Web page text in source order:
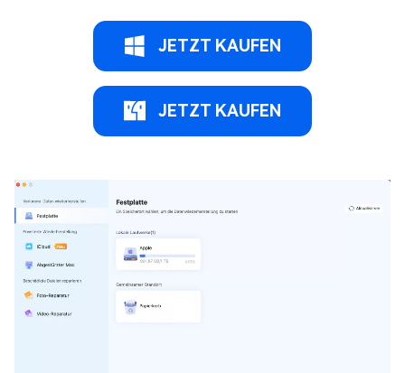
JETZT KAUFEN
JETZT KAUFEN